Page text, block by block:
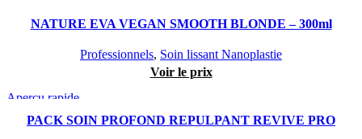
NATURE EVA VEGAN SMOOTH BLONDE – 300ml
Professionnels, Soin lissant Nanoplastie
Voir le prix
Aperçu rapide
PACK SOIN PROFOND REPULPANT REVIVE PRO